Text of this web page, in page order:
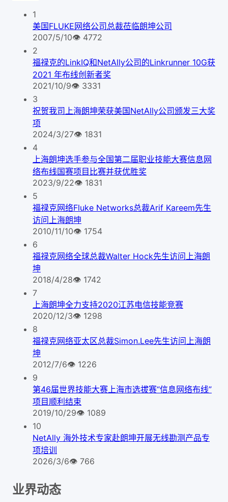
1
美国FLUKE网络公司总裁莅临朗坤公司
2007/5/10👁 4772
2
福禄克的LinkIQ和NetAlly公司的Linkrunner 10G获
2021 年布线创新者奖
2021/10/9👁 3331
3
祝贺我司上海朗坤荣获美国NetAlly公司颁发三大奖
项
2024/3/27👁 1831
4
上海朗坤选手参与全国第二届职业技能大赛信息网
络布线国赛项目比赛并获优胜奖
2023/9/22👁 1831
5
福禄克网络Fluke Networks总裁Arif Kareem先生
访问上海朗坤
2010/11/10👁 1754
6
福禄克网络全球总裁Walter Hock先生访问上海朗
坤
2018/4/28👁 1742
7
上海朗坤全力支持2020江苏电信技能竞赛
2020/12/3👁 1298
8
福禄克网络亚太区总裁Simon.Lee先生访问上海朗
坤
2012/7/6👁 1226
9
第46届世界技能大赛上海市选拔赛“信息网络布线”
项目顺利结束
2019/10/29👁 1089
10
NetAlly 海外技术专家赴朗坤开展无线勘测产品专
项培训
2026/3/6👁 766
业界动态